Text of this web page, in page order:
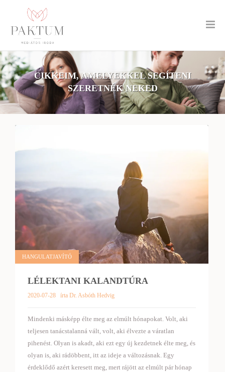
CIKKEIM, AMELYEKKEL SEGÍTENI
SZERETNÉK NEKED
HANGULATJAVÍTÓ
LÉLEKTANI KALANDTÚRA
2020-07-28 írta Dr. Asbóth Hedvig
Mindenki másképp élte meg az elmúlt hónapokat. Volt, aki
teljesen tanácstalanná vált, volt, aki élvezte a váratlan
pihenést. Olyan is akadt, aki ezt egy új kezdetnek élte meg, és
olyan is, aki rádöbbent, itt az ideje a változásnak. Egy
érdeklődő azért keresett meg, mert rájött az elmúlt pár hónap